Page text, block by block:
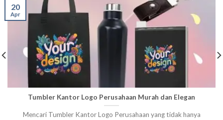
Tumbler Kantor Logo Perusahaan Murah dan Elegan
Mencari Tumbler Kantor Logo Perusahaan yang tidak hanya
20
Apr